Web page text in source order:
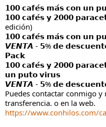
𝟭𝟬𝟬 𝗰𝗮𝗳𝗲́𝘀 𝗺𝗮́𝘀 𝗰𝗼𝗻 𝘂𝗻
𝟭𝟬𝟬 𝗰𝗮𝗳𝗲́𝘀 𝘆 𝟮𝟬𝟬𝟬
edición)
𝟭𝟬𝟬 𝗰𝗮𝗳𝗲́𝘀 𝗺𝗮́𝘀 𝗰𝗼𝗻 𝘂𝗻
𝙑𝙀𝙉𝙏𝘼 - 𝟱% 𝗱𝗲
𝗣𝗮𝗰𝗸
𝟭𝟬𝟬 𝗰𝗮𝗳𝗲́𝘀 𝘆 𝟮𝟬𝟬𝟬
𝘂𝗻 𝗽𝘂𝘁𝗼 𝘃𝗶𝗿𝘂𝘀
𝙑𝙀𝙉𝙏𝘼 - 𝟱% 𝗱𝗲
Puedes contactar conmigo
transferencia. o en la web.
https://www.conhilos.com/